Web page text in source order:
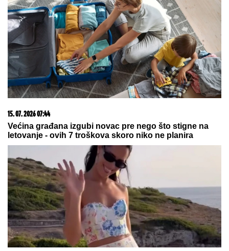
09. 07. 2026 09:20
Komfor po meri klijenata: nova linija paketa ALTA
banke
20. 07. 2026 08:04
REGISTRUJ SE UZ PROMO KOD CASINO Preuzmi
1500 BESPLATNIH SPINOVA